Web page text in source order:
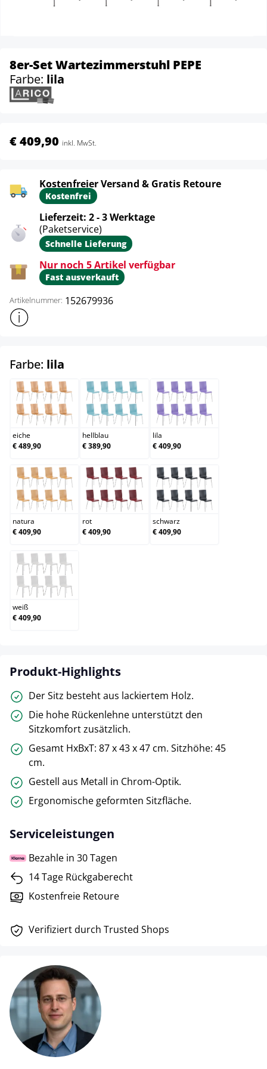
8er-Set Wartezimmerstuhl PEPE
Farbe: lila
€ 409,90 inkl. MwSt.
Kostenfreier Versand & Gratis Retoure
Kostenfrei
Lieferzeit: 2 - 3 Werktage
(Paketservice)
Schnelle Lieferung
Nur noch 5 Artikel verfügbar
Fast ausverkauft
Artikelnummer: 152679936
Weitere Produktinformationen anzeigen
Farbe: lila
eiche
eiche
€ 489,90
hellblau
hellblau
€ 389,90
lila
lila
€ 409,90
natura
natura
€ 409,90
rot
rot
€ 409,90
schwarz
schwarz
€ 409,90
weiß
weiß
€ 409,90
Produkt-Highlights
Der Sitz besteht aus lackiertem Holz.
Die hohe Rückenlehne unterstützt den
Sitzkomfort zusätzlich.
Gesamt HxBxT: 87 x 43 x 47 cm. Sitzhöhe: 45
cm.
Gestell aus Metall in Chrom-Optik.
Ergonomische geformten Sitzfläche.
Serviceleistungen
Bezahle in 30 Tagen
14 Tage Rückgaberecht
Kostenfreie Retoure
Verifiziert durch Trusted Shops